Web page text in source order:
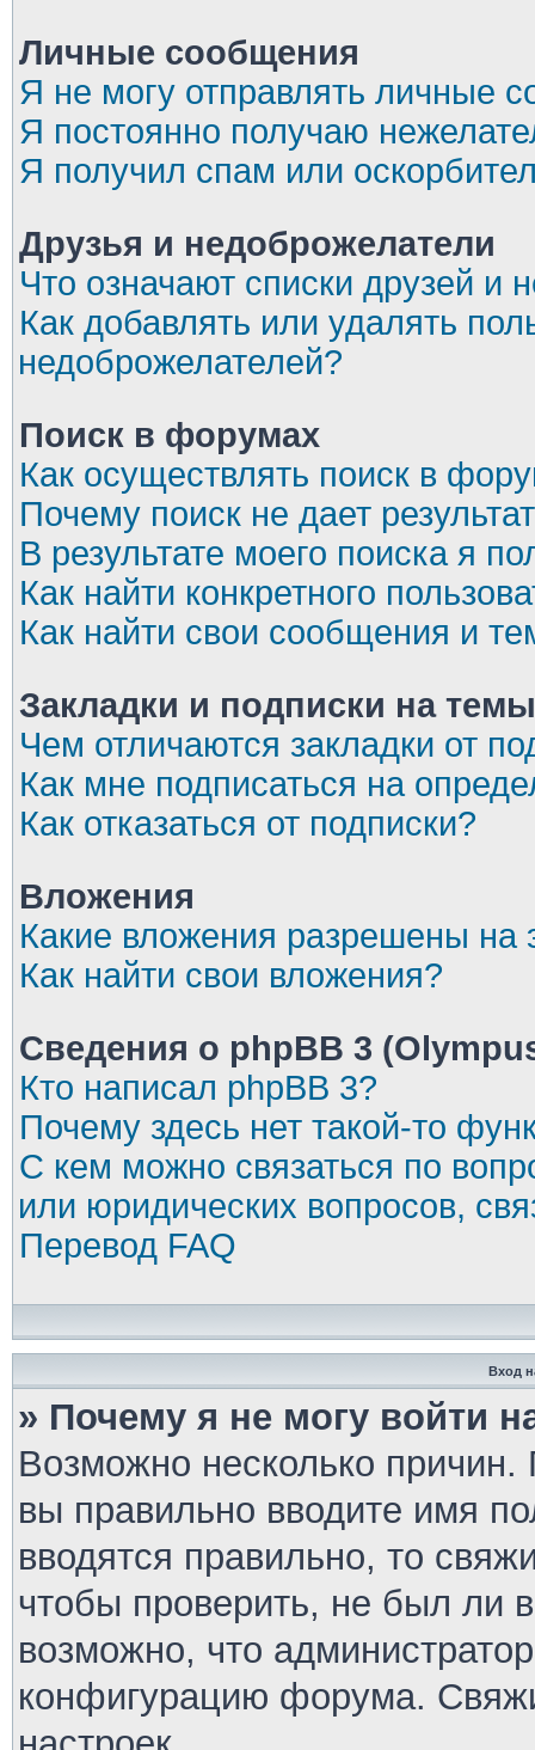
Личные сообщения
Я не могу отправлять личные
Я постоянно получаю
Я получил спам или
Друзья и недоброжелатели
Что означают списки друзей и
Как добавлять или удалять
недоброжелателей?
Поиск в форумах
Как осуществлять поиск в
Почему поиск не дает
В результате моего поиска я
Как найти конкретного
Как найти свои сообщения и
Закладки и подписки на темы
Чем отличаются закладки от
Как мне подписаться на
Как отказаться от подписки?
Вложения
Какие вложения разрешены на
Как найти свои вложения?
Сведения о phpBB 3
Кто написал phpBB 3?
Почему здесь нет такой-то
С кем можно связаться по
или юридических вопросов,
Перевод FAQ
Вход
» Почему я не могу войти
Возможно несколько причин.
вы правильно вводите имя
вводятся правильно, то
чтобы проверить, не был ли
возможно, что
конфигурацию форума.